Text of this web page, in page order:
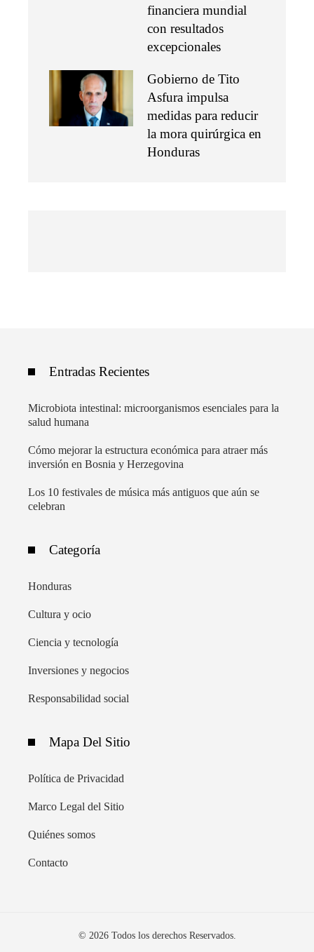
financiera mundial
con resultados
excepcionales
Gobierno de Tito
Asfura impulsa
medidas para reducir
la mora quirúrgica en
Honduras
Entradas Recientes
Microbiota intestinal: microorganismos esenciales para la
salud humana
Cómo mejorar la estructura económica para atraer más
inversión en Bosnia y Herzegovina
Los 10 festivales de música más antiguos que aún se
celebran
Categoría
Honduras
Cultura y ocio
Ciencia y tecnología
Inversiones y negocios
Responsabilidad social
Mapa Del Sitio
Política de Privacidad
Marco Legal del Sitio
Quiénes somos
Contacto
© 2026 Todos los derechos Reservados.